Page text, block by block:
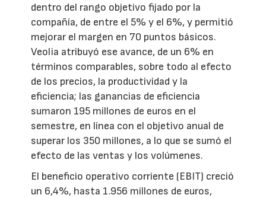
dentro del rango objetivo fijado por la
compañía, de entre el 5% y el 6%, y permitió
mejorar el margen en 70 puntos básicos.
Veolia atribuyó ese avance, de un 6% en
términos comparables, sobre todo al efecto
de los precios, la productividad y la
eficiencia; las ganancias de eficiencia
sumaron 195 millones de euros en el
semestre, en línea con el objetivo anual de
superar los 350 millones, a lo que se sumó el
efecto de las ventas y los volúmenes.
El beneficio operativo corriente (EBIT) creció
un 6,4%, hasta 1.956 millones de euros,